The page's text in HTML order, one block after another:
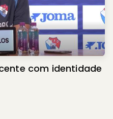
com identidade